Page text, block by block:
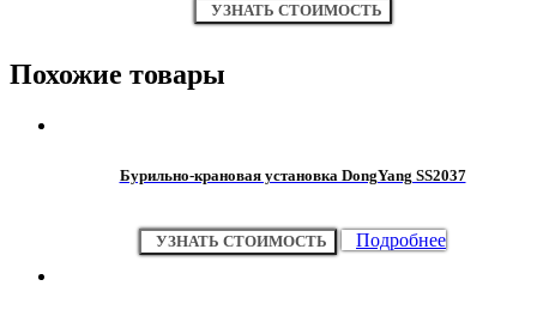
УЗНАТЬ СТОИМОСТЬ
Похожие товары
Бурильно-крановая установка DongYang SS2037
УЗНАТЬ СТОИМОСТЬ Подробнее